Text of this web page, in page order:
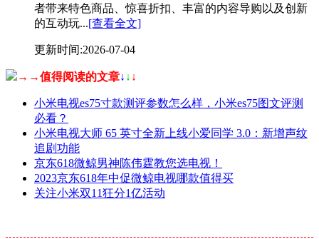
者带来特色商品、惊喜折扣、丰富的内容导购以及创新
的互动玩...[查看全文]
更新时间:2026-07-04
→→值得阅读的文章↓ ↓ ↓
小米电视es75寸款测评参数怎么样，小米es75图文评测
必看？
小米电视大师 65 英寸全新上线小爱同学 3.0：新增声纹
追剧功能
京东618微鲸男神陈伟霆教您选电视！
2023京东618年中促微鲸电视哪款值得买
关注小米双11狂分1亿活动